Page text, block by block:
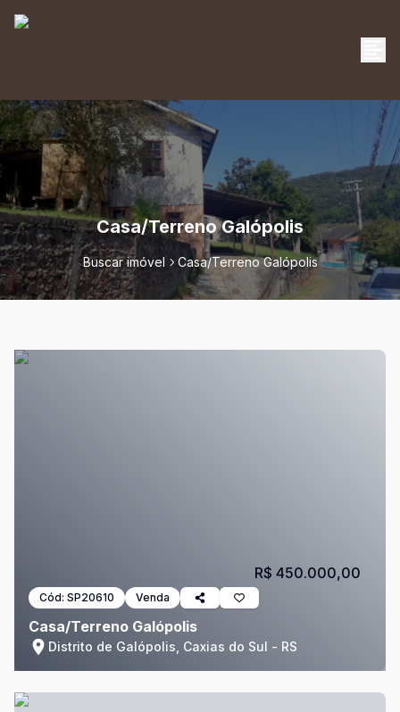
Casa/Terreno Galópolis
Buscar imóvel Casa/Terreno Galópolis
Cód: SP20610 Venda
Casa/Terreno Galópolis
Distrito de Galópolis, Caxias do Sul - RS
R$ 450.000,00